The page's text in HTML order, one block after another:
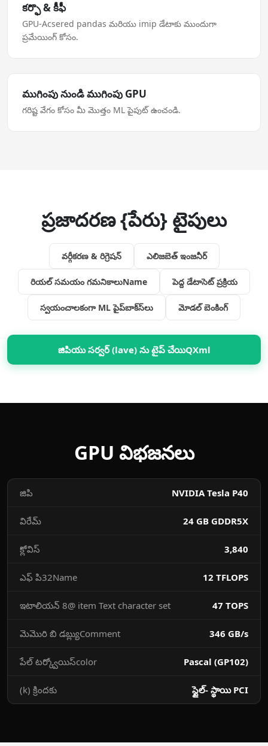
కర్ఫొ & కీఫీ
GPU-Acsered pandas మరియు imip డేటాకు ముందుగా
ప్రమేయింగ్ కోసం.
ముగింపు నుండి ముగింపు GPU
గరిష్ట వేగం కోసం మీ మొత్తం ML పైపుట్ ఉంచండి.
ప్రజాదరణ {పేరు} టైపులు
వర్గీకరణ & రిగ్రెషన్ ఎలిజబెత్‌ ఇంజనీర్‌
రియల్ సమయం గమనికాలుName పెద్ద డేటాసెట్ ప్రక్రియ
స్వయంచాలకంగా ML పైప్‌బాక్‍స్‌లు మోడల్ బెంకింగ్
జిపియు సర్వర్ (lave) ను టైప్ చేయిQXml
GPU విభజనలు
జిపి NVIDIA Tesla P40
విరేమ్ 24 GB GDDR5X
క్లోవిస్‌ 3,840
ఎఫ్ పి32Name 12 TFLOPS
ఇటాలియన్ 8@ item Text character set 47 TOPS
మెమొరి బి డబ్ల్యుComment 346 GB/s
పేల్ టర్క్వోయిస్color Pascal (GP102)
(k) క్రిందకు స్టైల్- స్థాయి PCI